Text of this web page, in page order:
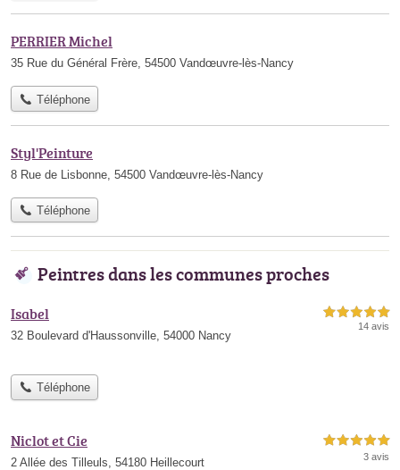
PERRIER Michel
35 Rue du Général Frère, 54500 Vandœuvre-lès-Nancy
Téléphone
Styl'Peinture
8 Rue de Lisbonne, 54500 Vandœuvre-lès-Nancy
Téléphone
Peintres dans les communes proches
Isabel
32 Boulevard d'Haussonville, 54000 Nancy
5,0 étoiles sur 5
14 avis
Téléphone
Niclot et Cie
2 Allée des Tilleuls, 54180 Heillecourt
5,0 étoiles sur 5
3 avis